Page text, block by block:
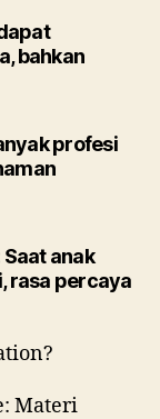
bahkan
profesi
anak
rasa percaya
Materi